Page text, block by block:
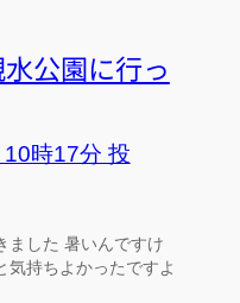
公園に行っ
時17分 投
ました 暑いんですけ
気持ちよかったですよ